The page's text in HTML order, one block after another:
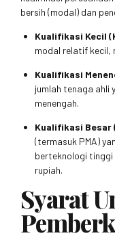
bersih (modal) dan
Kualifikasi Kecil
modal relatif kecil,
Kualifikasi
jumlah tenaga ahli
menengah.
Kualifikasi Besar
(termasuk PMA)
berteknologi tinggi
rupiah.
Syarat